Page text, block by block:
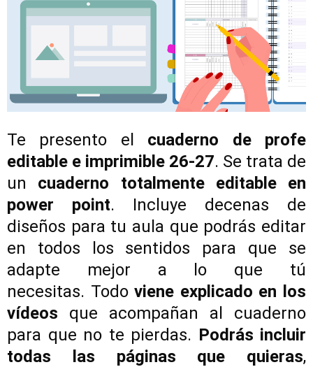
Te presento el cuaderno de profe
editable e imprimible 26-27. Se trata de
un cuaderno totalmente editable en
power point. Incluye decenas de
diseños para tu aula que podrás editar
en todos los sentidos para que se
adapte mejor a lo que tú
necesitas. Todoviene explicado en los
vídeos que acompañan al cuaderno
para que no te pierdas. Podrás incluir
todas las páginas que quieras,